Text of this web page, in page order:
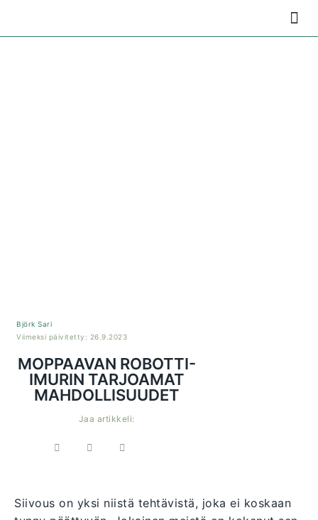
Björk Sari
Viimeksi päivitetty: 26.9.2023
MOPPAAVAN ROBOTTI-
IMURIN TARJOAMAT
MAHDOLLISUUDET
Jaa artikkeli:
Siivous on yksi niistä tehtävistä, joka ei koskaan